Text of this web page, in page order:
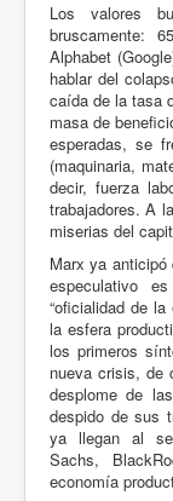
Los valores
bruscamente:
Alphabet
hablar del
caída de la tasa
masa de
esperadas, se
(maquinaria,
decir, fuerza
trabajadores. A
miserias del
Marx ya
especulativo
“oficialidad de
la esfera
los primeros
nueva crisis, de
desplome de
despido de sus
ya llegan al
Sachs,
economía